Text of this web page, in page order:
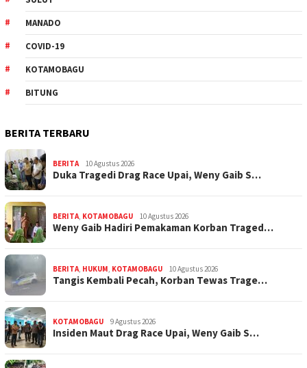
MANADO
COVID-19
KOTAMOBAGU
BITUNG
BERITA TERBARU
BERITA 10 Agustus 2026
Duka Tragedi Drag Race Upai, Weny Gaib S…
BERITA, KOTAMOBAGU 10 Agustus 2026
Weny Gaib Hadiri Pemakaman Korban Traged…
BERITA, HUKUM, KOTAMOBAGU 10 Agustus 2026
Tangis Kembali Pecah, Korban Tewas Trage…
KOTAMOBAGU 9 Agustus 2026
Insiden Maut Drag Race Upai, Weny Gaib S…